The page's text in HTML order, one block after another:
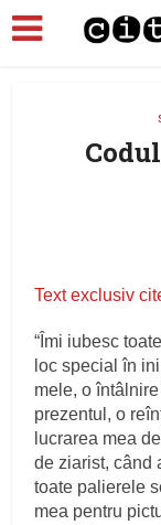
Text exclusiv
“Îmi iubesc
loc special în
mele, o
prezentul, o
lucrarea mea
de ziarist, când
toate palierele
mea pentru